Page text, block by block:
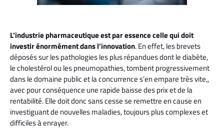
L’industrie pharmaceutique est par essence celle qui doit
investir énormément dans l’innovation. En effet, les brevets
déposés sur les pathologies les plus répandues dont le diabète,
le cholestérol ou les pneumopathies, tombent progressivement
dans le domaine public et la concurrence s’en empare très vite,,
avec pour conséquence une rapide baisse des prix et de la
rentabilité. Elle doit donc sans cesse se remettre en cause en
investiguant de nouvelles maladies, toujours plus complexes et
difficiles à enrayer.